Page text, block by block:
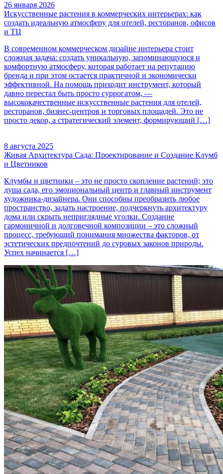
26 января 2026
Искусственные растения в коммерческих интерьерах: как
создать идеальную атмосферу для отелей, ресторанов, офисов
и ТЦ
В современном коммерческом дизайне интерьера стоит
сложная задача: создать уникальную, запоминающуюся и
комфортную атмосферу, которая работает на репутацию
бренда и при этом остается практичной и экономически
эффективной. На помощь приходит инструмент, который
давно перестал быть просто суррогатом, —
высококачественные искусственные растения для отелей,
ресторанов, бизнес-центров и торговых площадей. Это не
просто декор, а стратегический элемент, формирующий […]
8 августа 2025
Живая Архитектура Сада: Проектирование и Создание Клумб
и Цветников
Клумбы и цветники – это не просто скопление растений; это
душа сада, его эмоциональный центр и главный инструмент
художника-дизайнера. Они способны преобразить любое
пространство, задать настроение, подчеркнуть архитектуру
дома или скрыть неприглядные уголки. Создание
гармоничной и долговечной композиции – это сложный
процесс, требующий понимания множества факторов, от
эстетических предпочтений до суровых законов природы.
Успех начинается […]